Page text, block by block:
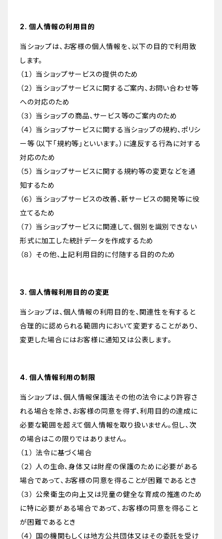
2. 個人情報の利用目的
当ショップは、お客様の個人情報を、以下の目的で利用致
します。
（１） 当ショップサービスの提供のため
（２） 当ショップサービスに関するご案内、お問い合わせ等
への対応のため
（３） 当ショップの商品、サービス等のご案内のため
（４） 当ショップサービスに関する当ショップの規約、ポリシ
ー等（以下「規約等」といいます。）に違反する行為に対する
対応のため
（５） 当ショップサービスに関する規約等の変更などを通
知するため
（６） 当ショップサービスの改善、新サービスの開発等に役
立てるため
（７） 当ショップサービスに関連して、個別を識別できない
形式に加工した統計データを作成するため
（８） その他、上記利用目的に付随する目的のため
3. 個人情報利用目的の変更
当ショップは、個人情報の利用目的を、関連性を有すると
合理的に認められる範囲内において変更することがあり、
変更した場合にはお客様に通知又は公表します。
4. 個人情報利用の制限
当ショップは、個人情報保護法その他の法令により許容さ
れる場合を除き、お客様の同意を得ず、利用目的の達成に
必要な範囲を超えて個人情報を取り扱いません。但し、次
の場合はこの限りではありません。
（１） 法令に基づく場合
（２） 人の生命、身体又は財産の保護のために必要がある
場合であって、お客様の同意を得ることが困難であるとき
（３） 公衆衛生の向上又は児童の健全な育成の推進のため
に特に必要がある場合であって、お客様の同意を得ること
が困難であるとき
（４） 国の機関もしくは地方公共団体又はその委託を受け